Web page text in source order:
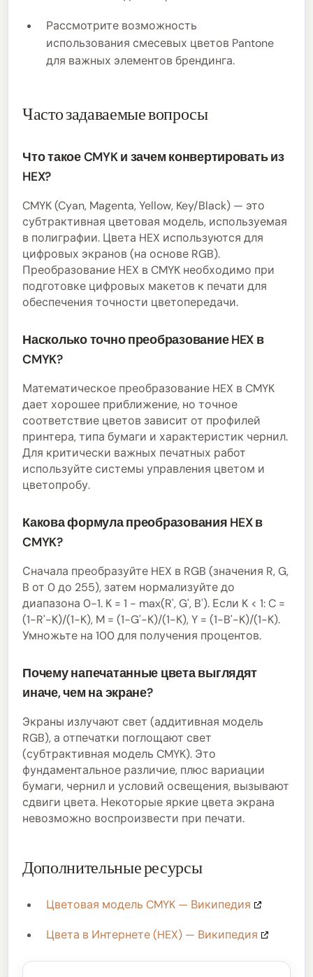
Рассмотрите возможность
использования смесевых цветов Pantone
для важных элементов брендинга.
Часто задаваемые вопросы
Что такое CMYK и зачем конвертировать из
HEX?
CMYK (Cyan, Magenta, Yellow, Key/Black) — это
субтрактивная цветовая модель, используемая
в полиграфии. Цвета HEX используются для
цифровых экранов (на основе RGB).
Преобразование HEX в CMYK необходимо при
подготовке цифровых макетов к печати для
обеспечения точности цветопередачи.
Насколько точно преобразование HEX в
CMYK?
Математическое преобразование HEX в CMYK
дает хорошее приближение, но точное
соответствие цветов зависит от профилей
принтера, типа бумаги и характеристик чернил.
Для критически важных печатных работ
используйте системы управления цветом и
цветопробу.
Какова формула преобразования HEX в
CMYK?
Сначала преобразуйте HEX в RGB (значения R, G,
B от 0 до 255), затем нормализуйте до
диапазона 0-1. K = 1 - max(R', G', B'). Если K < 1: C =
(1-R'-K)/(1-K), M = (1-G'-K)/(1-K), Y = (1-B'-K)/(1-K).
Умножьте на 100 для получения процентов.
Почему напечатанные цвета выглядят
иначе, чем на экране?
Экраны излучают свет (аддитивная модель
RGB), а отпечатки поглощают свет
(субтрактивная модель CMYK). Это
фундаментальное различие, плюс вариации
бумаги, чернил и условий освещения, вызывают
сдвиги цвета. Некоторые яркие цвета экрана
невозможно воспроизвести при печати.
Дополнительные ресурсы
Цветовая модель CMYK — Википедия
Цвета в Интернете (HEX) — Википедия